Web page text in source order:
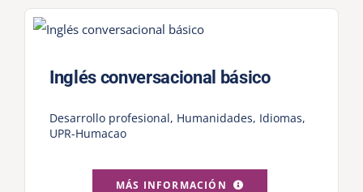
Inglés conversacional básico
Desarrollo profesional, Humanidades, Idiomas,
UPR-Humacao
MÁS INFORMACIÓN